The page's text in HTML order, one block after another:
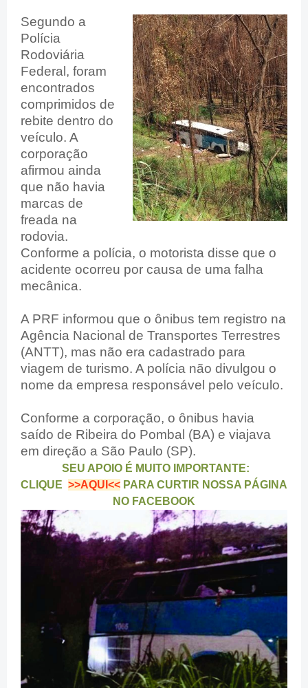
Segundo a
Polícia
Rodoviária
Federal, foram
encontrados
comprimidos de
rebite dentro do
veículo. A
corporação
afirmou ainda
que não havia
marcas de
freada na
rodovia.
Conforme a polícia, o motorista disse que o
acidente ocorreu por causa de uma falha
mecânica.
A PRF informou que o ônibus tem registro na
Agência Nacional de Transportes Terrestres
(ANTT), mas não era cadastrado para
viagem de turismo. A polícia não divulgou o
nome da empresa responsável pelo veículo.
Conforme a corporação, o ônibus havia
saído de Ribeira do Pombal (BA) e viajava
em direção a São Paulo (SP).
SEU APOIO É MUITO IMPORTANTE:
CLIQUE >>AQUI<< PARA CURTIR NOSSA PÁGINA
NO FACEBOOK